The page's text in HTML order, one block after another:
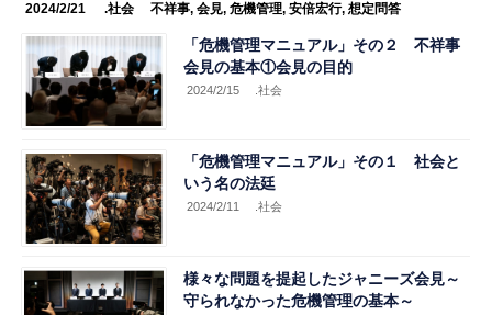
2024/2/21 .社会 不祥事, 会見, 危機管理, 安倍宏行, 想定問答
「危機管理マニュアル」その２ 不祥事
会見の基本①会見の目的
2024/2/15 .社会
「危機管理マニュアル」その１ 社会と
いう名の法廷
2024/2/11 .社会
様々な問題を提起したジャニーズ会見～
守られなかった危機管理の基本～